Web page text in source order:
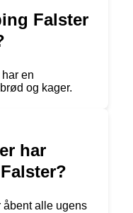
Falster
en
og kager.
har
åbent alle ugens